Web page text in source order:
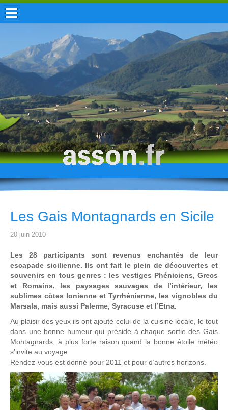
ACCUEIL / INFOS
MUNICIPALITÉ
VIE LOCALE
ENFANCE
TOURISME
HISTOIRE
Les Gais Montagnards en Sicile
20 juin 2010
Les 28 participants sont revenus enchantés de leur
escapade sicilienne. Ils ont fait le plein de découvertes et
souvenirs en tous genres : les vestiges Phéniciens, Grecs
et Romains, les paysages sauvages de l’intérieur, les
sublimes côtes Ionienne et Tyrrhénienne, les vignobles du
Marsala, mais aussi Palerme, Syracuse et l’Etna.
Au plaisir des yeux ils ont ajouté celui de la cuisine locale, le tout
dans une bonne humeur qui préside à chaque sortie des Gais
Montagnards, à plus forte raison quand la bonne étoile météo
s’invite au voyage.
Rendez-vous est donné pour 2011 et pour d’autres horizons.